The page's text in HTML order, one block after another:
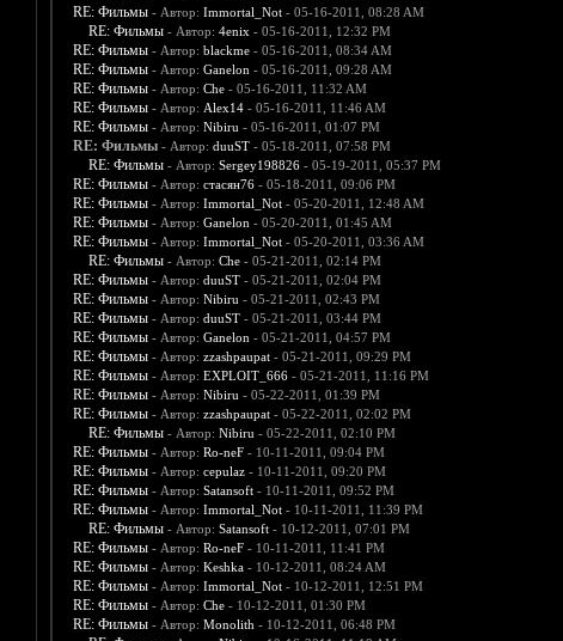
RE: Фильмы - Автор: Immortal_Not- 05-16-2011, 08:28 AM
RE: Фильмы - Автор: 4enix - 05-16-2011, 12:32 PM
RE: Фильмы - Автор: blackme- 05-16-2011, 08:34 AM
RE: Фильмы - Автор: Ganelon - 05-16-2011, 09:28 AM
RE: Фильмы - Автор: Che- 05-16-2011, 11:32 AM
RE: Фильмы - Автор: Alex14- 05-16-2011, 11:46 AM
RE: Фильмы - Автор: Nibiru - 05-16-2011, 01:07 PM
RE: Фильмы - Автор: duuST- 05-18-2011, 07:58 PM
RE: Фильмы - Автор: Sergey198826- 05-19-2011, 05:37 PM
RE: Фильмы - Автор: стасян76- 05-18-2011, 09:06 PM
RE: Фильмы - Автор: Immortal_Not- 05-20-2011, 12:48 AM
RE: Фильмы - Автор: Ganelon - 05-20-2011, 01:45 AM
RE: Фильмы - Автор: Immortal_Not- 05-20-2011, 03:36 AM
RE: Фильмы - Автор: Che- 05-21-2011, 02:14 PM
RE: Фильмы - Автор: duuST- 05-21-2011, 02:04 PM
RE: Фильмы - Автор: Nibiru - 05-21-2011, 02:43 PM
RE: Фильмы - Автор: duuST- 05-21-2011, 03:44 PM
RE: Фильмы - Автор: Ganelon - 05-21-2011, 04:57 PM
RE: Фильмы - Автор: zzashpaupat- 05-21-2011, 09:29 PM
RE: Фильмы - Автор: EXPLOIT_666- 05-21-2011, 11:16 PM
RE: Фильмы - Автор: Nibiru - 05-22-2011, 01:39 PM
RE: Фильмы - Автор: zzashpaupat- 05-22-2011, 02:02 PM
RE: Фильмы - Автор: Nibiru - 05-22-2011, 02:10 PM
RE: Фильмы - Автор: Ro-neF- 10-11-2011, 09:04 PM
RE: Фильмы - Автор: cepulaz- 10-11-2011, 09:20 PM
RE: Фильмы - Автор: Satansoft- 10-11-2011, 09:52 PM
RE: Фильмы - Автор: Immortal_Not- 10-11-2011, 11:39 PM
RE: Фильмы - Автор: Satansoft- 10-12-2011, 07:01 PM
RE: Фильмы - Автор: Ro-neF- 10-11-2011, 11:41 PM
RE: Фильмы - Автор: Keshka- 10-12-2011, 08:24 AM
RE: Фильмы - Автор: Immortal_Not- 10-12-2011, 12:51 PM
RE: Фильмы - Автор: Che- 10-12-2011, 01:30 PM
RE: Фильмы - Автор: Monolith - 10-12-2011, 06:48 PM